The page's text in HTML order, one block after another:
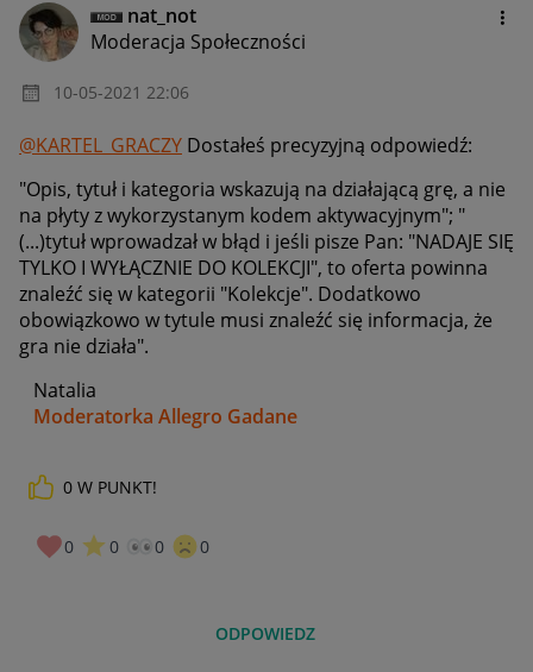
nat_not
Moderacja Społeczności
‎10-05-2021 22:06
@KARTEL_GRACZY Dostałeś precyzyjną odpowiedź:
"Opis, tytuł i kategoria wskazują na działającą grę, a nie
na płyty z wykorzystanym kodem aktywacyjnym"; "
(...)tytuł wprowadzał w błąd i jeśli pisze Pan: "NADAJE SIĘ
TYLKO I WYŁĄCZNIE DO KOLEKCJI", to oferta powinna
znaleźć się w kategorii "Kolekcje". Dodatkowo
obowiązkowo w tytule musi znaleźć się informacja, że
gra nie działa".
Natalia
Moderatorka Allegro Gadane
0 W PUNKT!
0 0 0 0
ODPOWIEDZ